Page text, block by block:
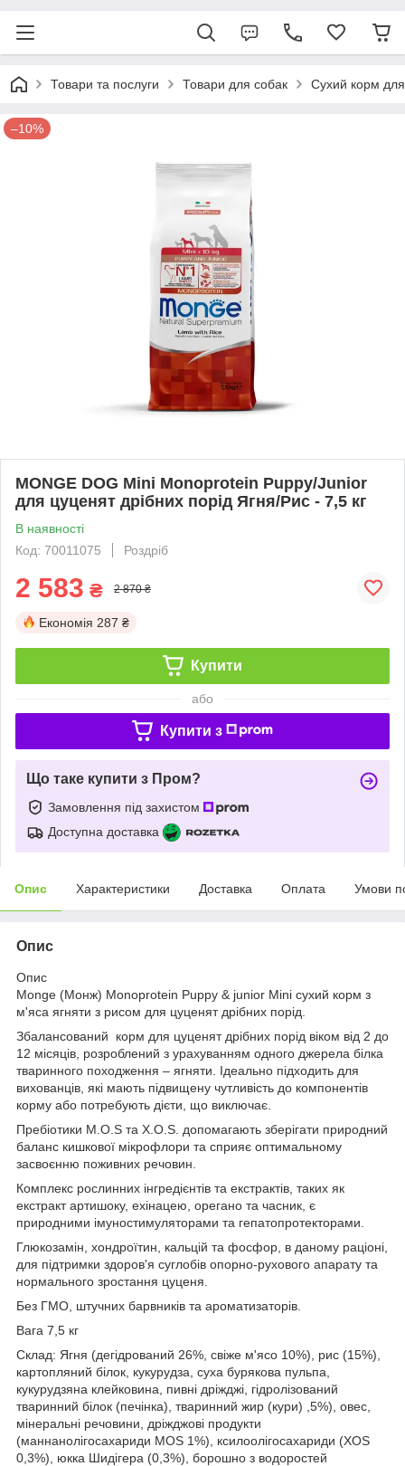
Товари та послуги Товари для собак Сухий корм
–10%
MONGE DOG Mini Monoprotein Puppy/Junior
для цуценят дрібних порід Ягня/Рис - 7,5 кг
В наявності
Код: 70011075
Роздріб
2 583 ₴ 2 870 ₴
Економія 287 ₴
Купити
або
Купити з
Що таке купити з Пром?
Замовлення під захистом
Доступна доставка
Опис Характеристики Доставка Оплата Умови
Опис
Опис
Monge (Монж) Monoprotein Puppy & junior Mini сухий корм з
м'яса ягняти з рисом для цуценят дрібних порід.
Збалансований корм для цуценят дрібних порід віком від 2 до
12 місяців, розроблений з урахуванням одного джерела білка
тваринного походження – ягняти. Ідеально підходить для
вихованців, які мають підвищену чутливість до компонентів
корму або потребують дієти, що виключає.
Пребіотики М.О.S та X.O.S. допомагають зберігати природний
баланс кишкової мікрофлори та сприяє оптимальному
засвоєнню поживних речовин.
Комплекс рослинних інгредієнтів та екстрактів, таких як
екстракт артишоку, ехінацею, орегано та часник, є
природними імуностимуляторами та гепатопротекторами.
Глюкозамін, хондроїтин, кальцій та фосфор, в даному раціоні,
для підтримки здоров'я суглобів опорно-рухового апарату та
нормального зростання цуценя.
Без ГМО, штучних барвників та ароматизаторів.
Вага 7,5 кг
Склад: Ягня (дегідрований 26%, свіже м'ясо 10%), рис (15%),
картопляний білок, кукурудза, суха бурякова пульпа,
кукурудзяна клейковина, пивні дріжджі, гідролізований
тваринний білок (печінка), тваринний жир (кури) ,5%), овес,
мінеральні речовини, дріжджові продукти
(маннанолігосахариди МОS 1%), ксилоолігосахариди (XOS
0,3%), юкка Шидігера (0,3%), борошно з водоростей